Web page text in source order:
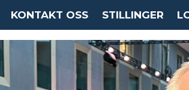
KONTAKT OSS STILLINGER